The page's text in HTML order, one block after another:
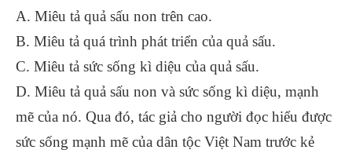
A. Miêu tả quả sấu non trên cao.
B. Miêu tả quá trình phát triển của quả sấu.
C. Miêu tả sức sống kì diệu của quả sấu.
D. Miêu tả quả sấu non và sức sống kì diệu, mạnh
mẽ của nó. Qua đó, tác giả cho người đọc hiểu được
sức sống mạnh mẽ của dân tộc Việt Nam trước kẻ